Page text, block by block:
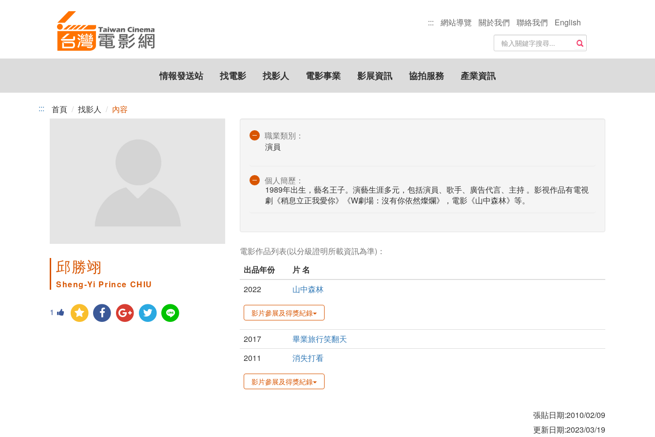
::: 網站導覽 關於我們 聯絡我們
English
站
內
搜
尋
關
鍵
搜尋
情報發送站 找電影 找影人 電影事業 影展資訊 協拍服務 產業資訊
::: 首頁 找影人 內容
邱勝翊
Sheng-Yi Prince CHIU
1
職業類別：
演員
個人簡歷：
1989年出生，藝名王子。演藝生涯多元，包括演員、歌手、廣告代言、主持 。影視作品有電視
劇《稍息立正我愛你》《W劇場：沒有你依然燦爛》，電影《山中森林》等。
電影作品列表(以分級證明所載資訊為準)：
出品年份
片 名
2022
山中森林
影片參展及得獎紀錄
2017
畢業旅行笑翻天
2011
消失打看
影片參展及得獎紀錄
張貼日期:2010/02/09
更新日期:2023/03/19